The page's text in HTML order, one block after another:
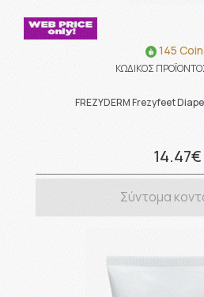
145
ΚΩΔΙΚΟΣ
FREZYDERM Frezyfeet
14.47€
Σύντομα